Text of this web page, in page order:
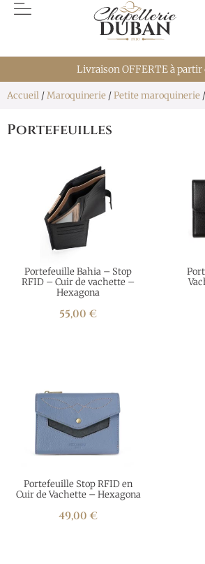
Livraison OFFERTE à partir
Accueil /Maroquinerie /Petite maroquinerie
Portefeuilles
Portefeuille Bahia – Stop
RFID – Cuir de vachette –
Hexagona
55,00 €
Portefeuille Stop RFID en
Cuir de Vachette – Hexagona
49,00 €